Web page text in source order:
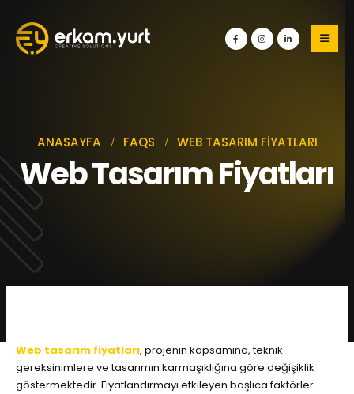
ANASAYFA FAQS WEB TASARIM FIYATLARI
Web Tasarım Fiyatları
Web tasarım fiyatları, projenin kapsamına, teknik
gereksinimlere ve tasarımın karmaşıklığına göre değişiklik
göstermektedir. Fiyatlandırmayı etkileyen başlıca faktörler